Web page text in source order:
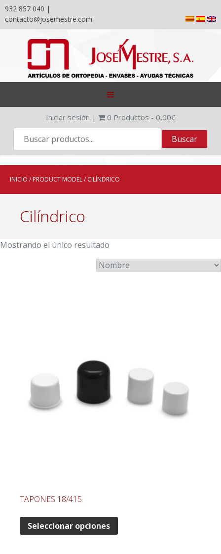
932 857 040 |
contacto@josemestre.com
content
Iniciar sesión | 0 Productos - 0,00€
INICIO / PRODUCT MODEL / CILÍNDRICO
Cilíndrico
Mostrando el único resultado
TAPONES 18/415
Seleccionar opciones